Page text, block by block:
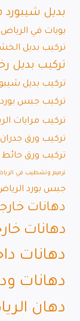
بديل شيبورد
بويات في الرياض
تركيب بديل
تركيب بديل
تركيب بديل
تركيب جبس بورد
تركيب مرايات
تركيب ورق
تركيب ورق حائط
ترميم وتشطيب في
جبس بورد
دهانات
دهانات
دهانات
دهانات
دهان